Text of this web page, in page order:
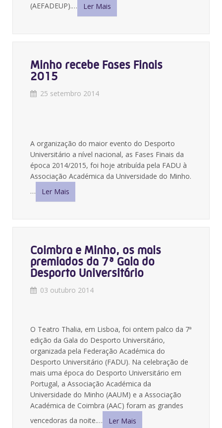
(AEFADEUP).…
Ler Mais
Minho recebe Fases Finais
2015
25 setembro 2014
A organização do maior evento do Desporto
Universitário a nível nacional, as Fases Finais da
época 2014/2015, foi hoje atribuída pela FADU à
Associação Académica da Universidade do Minho.
…
Ler Mais
Coimbra e Minho, os mais
premiados da 7ª Gala do
Desporto Universitário
03 outubro 2014
O Teatro Thalia, em Lisboa, foi ontem palco da 7ª
edição da Gala do Desporto Universitário,
organizada pela Federação Académica do
Desporto Universitário (FADU). Na celebração de
mais uma época do Desporto Universitário em
Portugal, a Associação Académica da
Universidade do Minho (AAUM) e a Associação
Académica de Coimbra (AAC) foram as grandes
vencedoras da noite.…
Ler Mais